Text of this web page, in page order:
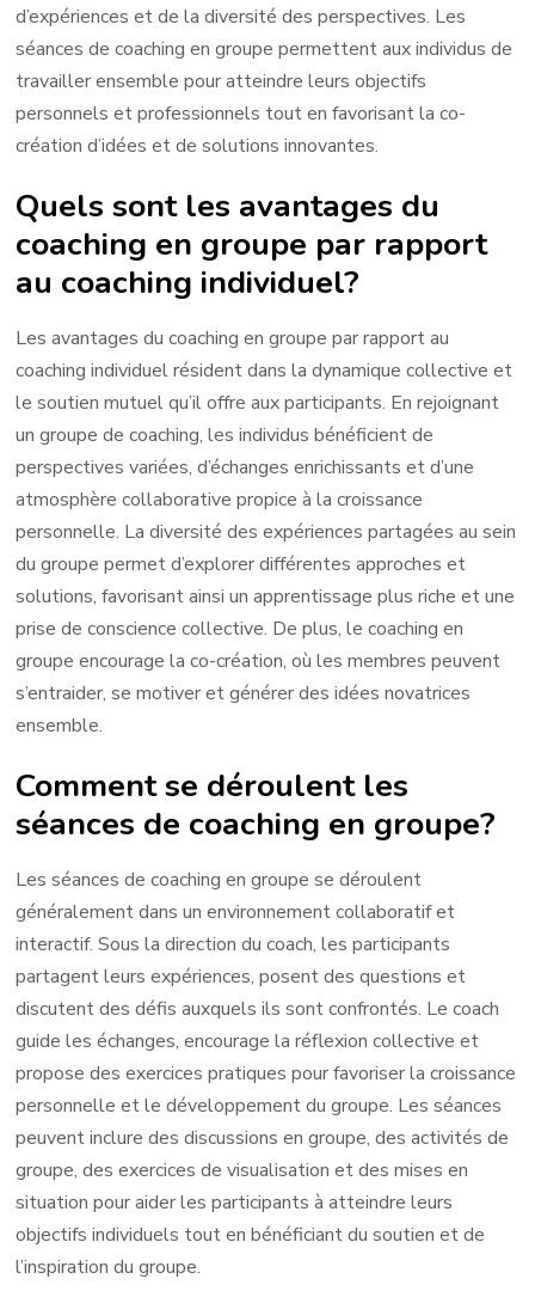
d’expériences et de la diversité des perspectives. Les
séances de coaching en groupe permettent aux individus de
travailler ensemble pour atteindre leurs objectifs
personnels et professionnels tout en favorisant la co-
création d’idées et de solutions innovantes.
Quels sont les avantages du
coaching en groupe par rapport
au coaching individuel?
Les avantages du coaching en groupe par rapport au
coaching individuel résident dans la dynamique collective et
le soutien mutuel qu’il offre aux participants. En rejoignant
un groupe de coaching, les individus bénéficient de
perspectives variées, d’échanges enrichissants et d’une
atmosphère collaborative propice à la croissance
personnelle. La diversité des expériences partagées au sein
du groupe permet d’explorer différentes approches et
solutions, favorisant ainsi un apprentissage plus riche et une
prise de conscience collective. De plus, le coaching en
groupe encourage la co-création, où les membres peuvent
s’entraider, se motiver et générer des idées novatrices
ensemble.
Comment se déroulent les
séances de coaching en groupe?
Les séances de coaching en groupe se déroulent
généralement dans un environnement collaboratif et
interactif. Sous la direction du coach, les participants
partagent leurs expériences, posent des questions et
discutent des défis auxquels ils sont confrontés. Le coach
guide les échanges, encourage la réflexion collective et
propose des exercices pratiques pour favoriser la croissance
personnelle et le développement du groupe. Les séances
peuvent inclure des discussions en groupe, des activités de
groupe, des exercices de visualisation et des mises en
situation pour aider les participants à atteindre leurs
objectifs individuels tout en bénéficiant du soutien et de
l’inspiration du groupe.